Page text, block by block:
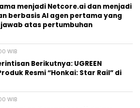
menjadi Netcore.ai dan menjadi
berbasis AI agen pertama yang
atas pertumbuhan
WIB
Berikutnya: UGREEN
Resmi “Honkai: Star Rail” di
WIB